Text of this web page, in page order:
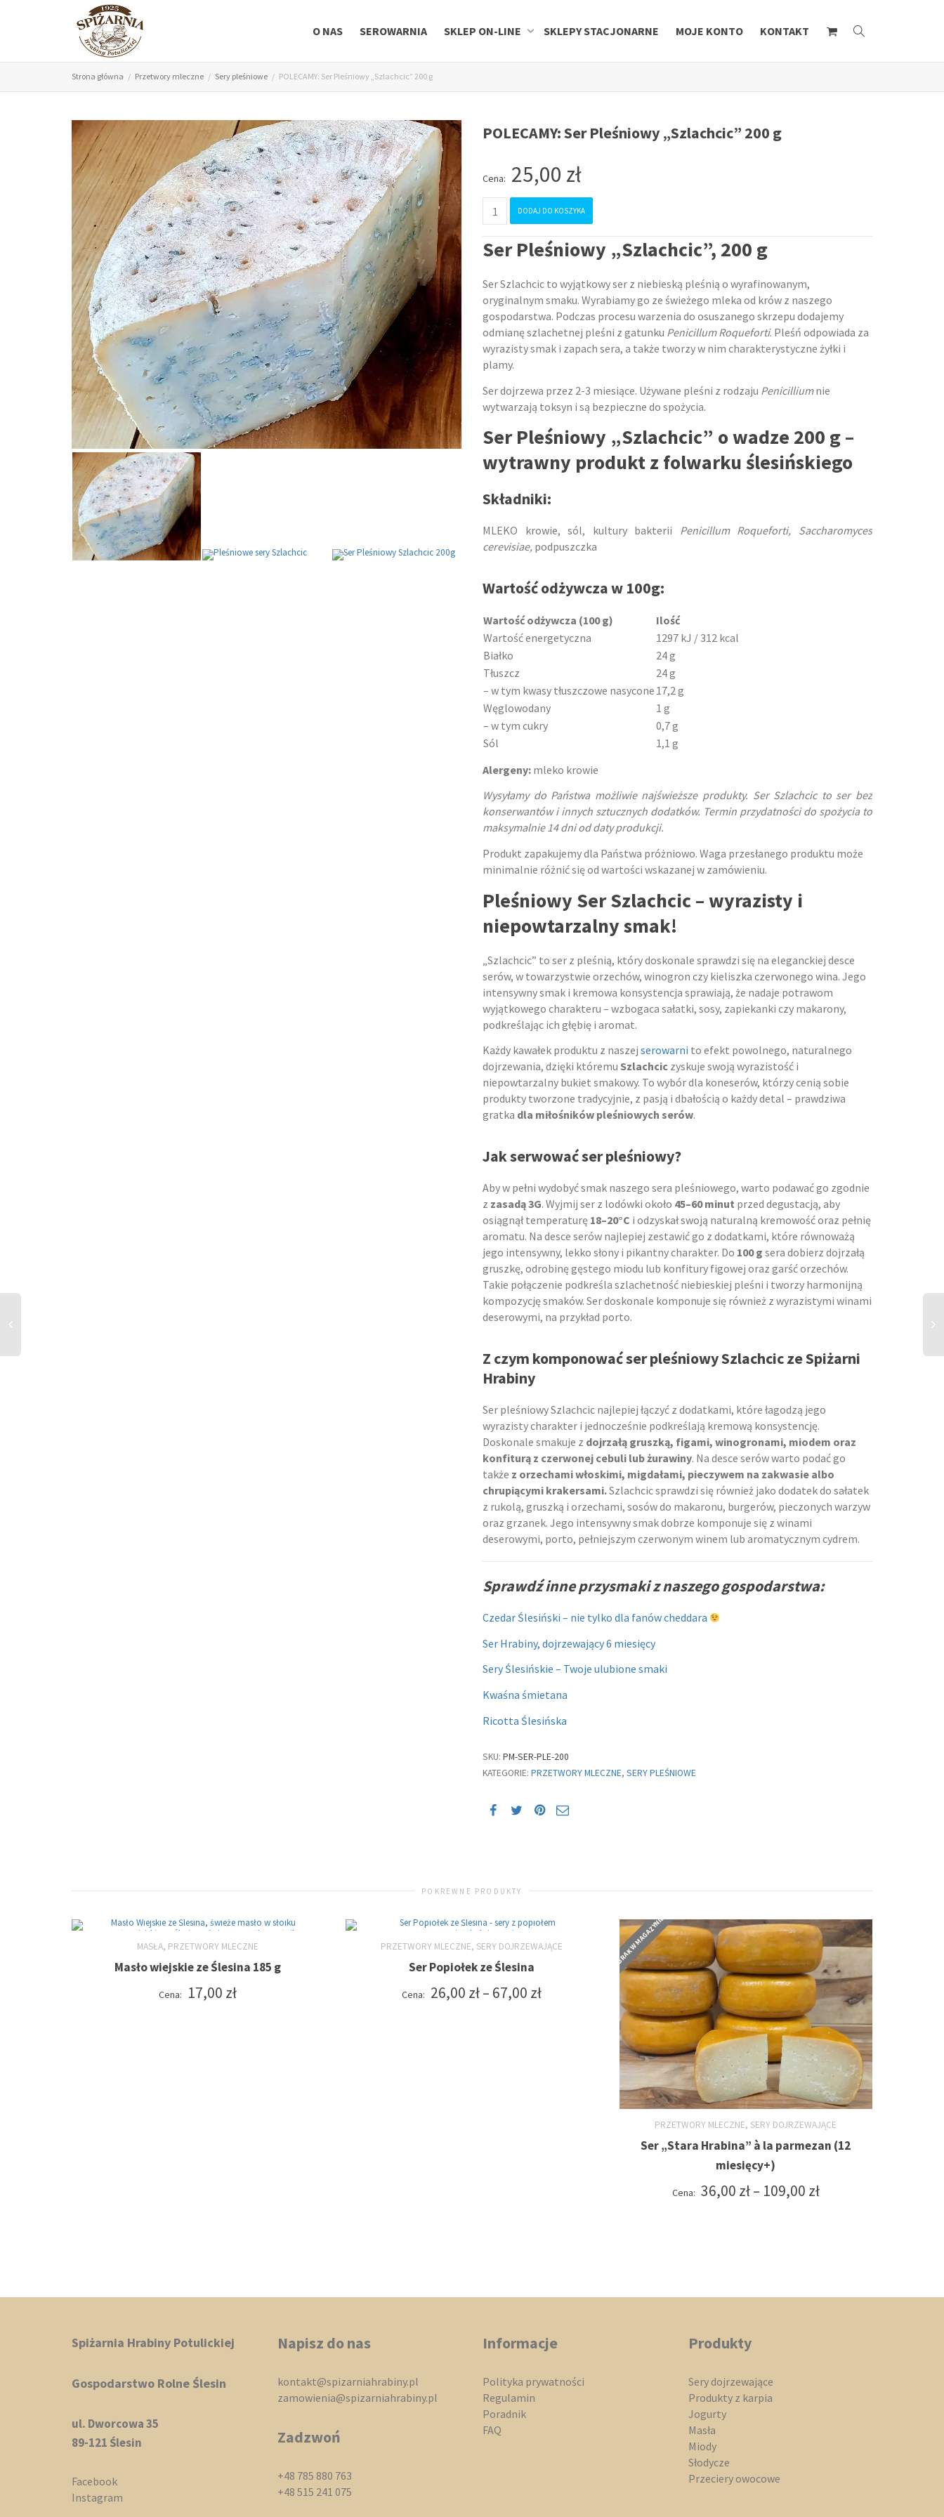
O NAS SEROWARNIA SKLEP ON-LINE SKLEPY STACJONARNE MOJE KONTO KONTAKT
Strona główna Przetwory mleczne Sery pleśniowe POLECAMY: Ser Pleśniowy „Szlachcic” 200 g
POLECAMY: Ser Pleśniowy „Szlachcic” 200 g
Cena: 25,00 zł
ilość
POLECAMY:
Ser
Pleśniowy
200
g
DODAJ DO KOSZYKA
Ser Pleśniowy „Szlachcic”, 200 g
Ser Szlachcic to wyjątkowy ser z niebieską pleśnią o wyrafinowanym,
oryginalnym smaku. Wyrabiamy go ze świeżego mleka od krów z naszego
gospodarstwa. Podczas procesu warzenia do osuszanego skrzepu dodajemy
odmianę szlachetnej pleśni z gatunku Penicillum Roqueforti. Pleśń odpowiada za
wyrazisty smak i zapach sera, a także tworzy w nim charakterystyczne żyłki i
plamy.
Ser dojrzewa przez 2-3 miesiące. Używane pleśni z rodzaju Penicilliumnie
wytwarzają toksyn i są bezpieczne do spożycia.
Ser Pleśniowy „Szlachcic” o wadze 200 g –
wytrawny produkt z folwarku ślesińskiego
Składniki:
MLEKO krowie, sól, kultury bakterii Penicillum Roqueforti, Saccharomyces
cerevisiae, podpuszczka
Wartość odżywcza w 100g:
Wartość odżywcza (100 g)
Ilość
Wartość energetyczna
1297 kJ / 312 kcal
Białko
24 g
Tłuszcz
24 g
– w tym kwasy tłuszczowe nasycone 17,2 g
Węglowodany
1 g
– w tym cukry
0,7 g
Sól
1,1 g
Alergeny: mleko krowie
Wysyłamy do Państwa możliwie najświeższe produkty. Ser Szlachcic to ser bez
konserwantów i innych sztucznych dodatków. Termin przydatności do spożycia to
maksymalnie 14 dni od daty produkcji.
Produkt zapakujemy dla Państwa próżniowo. Waga przesłanego produktu może
minimalnie różnić się od wartości wskazanej w zamówieniu.
Pleśniowy Ser Szlachcic – wyrazisty i
niepowtarzalny smak!
„Szlachcic” to ser z pleśnią, który doskonale sprawdzi się na eleganckiej desce
serów, w towarzystwie orzechów, winogron czy kieliszka czerwonego wina. Jego
intensywny smak i kremowa konsystencja sprawiają, że nadaje potrawom
wyjątkowego charakteru – wzbogaca sałatki, sosy, zapiekanki czy makarony,
podkreślając ich głębię i aromat.
Każdy kawałek produktu z naszej serowarni to efekt powolnego, naturalnego
dojrzewania, dzięki któremu Szlachcic zyskuje swoją wyrazistość i
niepowtarzalny bukiet smakowy. To wybór dla koneserów, którzy cenią sobie
produkty tworzone tradycyjnie, z pasją i dbałością o każdy detal – prawdziwa
gratka dla miłośników pleśniowych serów.
Jak serwować ser pleśniowy?
Aby w pełni wydobyć smak naszego sera pleśniowego, warto podawać go zgodnie
z zasadą 3G. Wyjmij ser z lodówki około 45–60 minut przed degustacją, aby
osiągnął temperaturę 18–20°C i odzyskał swoją naturalną kremowość oraz pełnię
aromatu. Na desce serów najlepiej zestawić go z dodatkami, które równoważą
jego intensywny, lekko słony i pikantny charakter. Do 100 g sera dobierz dojrzałą
gruszkę, odrobinę gęstego miodu lub konfitury figowej oraz garść orzechów.
Takie połączenie podkreśla szlachetność niebieskiej pleśni i tworzy harmonijną
kompozycję smaków. Ser doskonale komponuje się również z wyrazistymi winami
deserowymi, na przykład porto.
Z czym komponować ser pleśniowy Szlachcic ze Spiżarni
Hrabiny
Ser pleśniowy Szlachcic najlepiej łączyć z dodatkami, które łagodzą jego
wyrazisty charakter i jednocześnie podkreślają kremową konsystencję.
Doskonale smakuje z dojrzałą gruszką, figami, winogronami, miodem oraz
konfiturą z czerwonej cebuli lub żurawiny. Na desce serów warto podać go
także z orzechami włoskimi, migdałami, pieczywem na zakwasie albo
chrupiącymi krakersami.Szlachcic sprawdzi się również jako dodatek do sałatek
z rukolą, gruszką i orzechami, sosów do makaronu, burgerów, pieczonych warzyw
oraz grzanek. Jego intensywny smak dobrze komponuje się z winami
deserowymi, porto, pełniejszym czerwonym winem lub aromatycznym cydrem.
Sprawdź inne przysmaki z naszego gospodarstwa:
Czedar Ślesiński – nie tylko dla fanów cheddara
Ser Hrabiny, dojrzewający 6 miesięcy
Sery Ślesińskie – Twoje ulubione smaki
Kwaśna śmietana
Ricotta Ślesińska
SKU: PM-SER-PLE-200
KATEGORIE: PRZETWORY MLECZNE, SERY PLEŚNIOWE
POKREWNE PRODUKTY
DODAJ DO KOSZYKA
MASŁA, PRZETWORY MLECZNE
Masło wiejskie ze Ślesina 185 g
Cena: 17,00 zł
WYBIERZ OPCJE
produkt
PRZETWORY MLECZNE, SERY DOJRZEWAJĄCE
Ser Popiołek ze Ślesina
Cena: 26,00 zł– 67,00 złZakres
BRAK W MAGAZYNIE
WYBIERZ OPCJE Ten
PRZETWORY MLECZNE, SERY DOJRZEWAJĄCE
Ser „Stara Hrabina” à la parmezan (12
miesięcy+)
Cena: 36,00 zł– 109,00 złZakres
Spiżarnia Hrabiny Potulickiej
Gospodarstwo Rolne Ślesin
ul. Dworcowa 35
89-121 Ślesin
Facebook
Instagram
Napisz do nas
kontakt@spizarniahrabiny.pl
zamowienia@spizarniahrabiny.pl
Zadzwoń
+48 785 880 763
+48 515 241 075
Informacje
Polityka prywatności
Regulamin
Poradnik
FAQ
Produkty
Sery dojrzewające
Produkty z karpia
Jogurty
Masła
Miody
Słodycze
Przeciery owocowe